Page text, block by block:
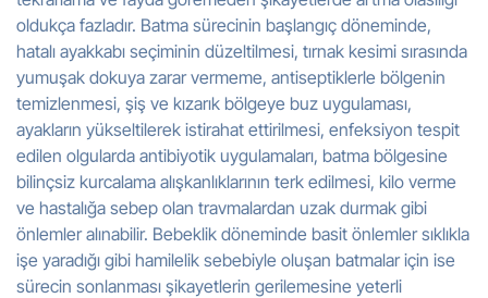
oldukça fazladır. Batma sürecinin başlangıç döneminde,
hatalı ayakkabı seçiminin düzeltilmesi, tırnak kesimi sırasında
yumuşak dokuya zarar vermeme, antiseptiklerle bölgenin
temizlenmesi, şiş ve kızarık bölgeye buz uygulaması,
ayakların yükseltilerek istirahat ettirilmesi, enfeksiyon tespit
edilen olgularda antibiyotik uygulamaları, batma bölgesine
bilinçsiz kurcalama alışkanlıklarının terk edilmesi, kilo verme
ve hastalığa sebep olan travmalardan uzak durmak gibi
önlemler alınabilir. Bebeklik döneminde basit önlemler sıklıkla
işe yaradığı gibi hamilelik sebebiyle oluşan batmalar için ise
sürecin sonlanması şikayetlerin gerilemesine yeterli